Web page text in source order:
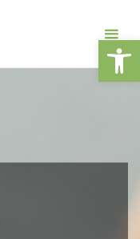
Deschide